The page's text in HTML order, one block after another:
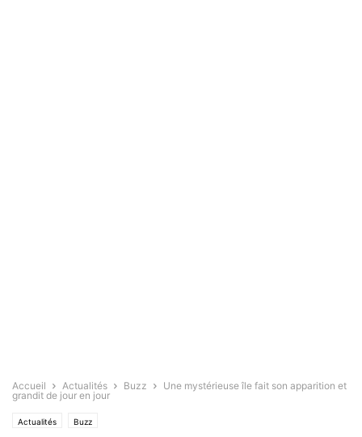
Accueil Actualités Buzz
Une mystérieuse île fait son apparition et
grandit de jour en jour
Actualités Buzz